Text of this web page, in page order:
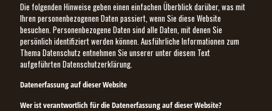
Die folgenden Hinweise geben einen einfachen Überblick darüber, was mit
Ihren personenbezogenen Daten passiert, wenn Sie diese Website
besuchen. Personenbezogene Daten sind alle Daten, mit denen Sie
persönlich identifiziert werden können. Ausführliche Informationen zum
Thema Datenschutz entnehmen Sie unserer unter diesem Text
aufgeführten Datenschutzerklärung.
Datenerfassung auf dieser Website
Wer ist verantwortlich für die Datenerfassung auf dieser Website?